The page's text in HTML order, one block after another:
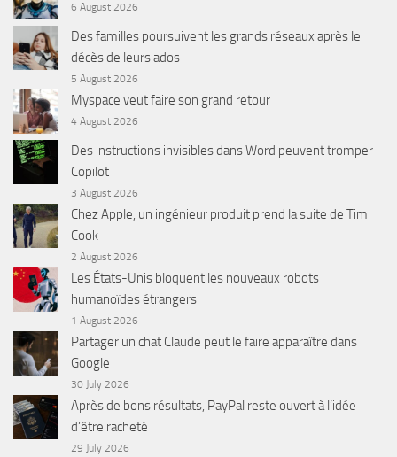
6 August 2026
Des familles poursuivent les grands réseaux après le
décès de leurs ados
5 August 2026
Myspace veut faire son grand retour
4 August 2026
Des instructions invisibles dans Word peuvent tromper
Copilot
3 August 2026
Chez Apple, un ingénieur produit prend la suite de Tim
Cook
2 August 2026
Les États-Unis bloquent les nouveaux robots
humanoïdes étrangers
1 August 2026
Partager un chat Claude peut le faire apparaître dans
Google
30 July 2026
Après de bons résultats, PayPal reste ouvert à l’idée
d’être racheté
29 July 2026